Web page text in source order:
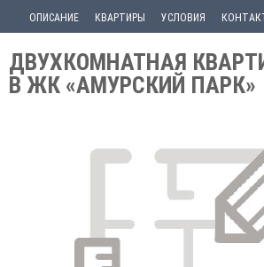
ОПИСАНИЕ КВАРТИРЫ УСЛОВИЯ
ДВУХКОМНАТНАЯ
В ЖК «АМУРСКИЙ ПАРК»